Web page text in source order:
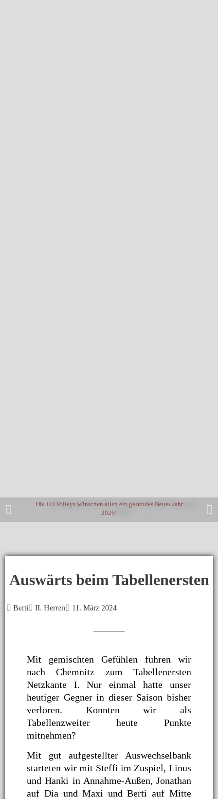
Die LO Volleys wünschen allen ein gesundes Neues Jahr
2026!
Auswärts beim Tabellenersten
Berti II. Herren 11. März 2024
Mit gemischten Gefühlen fuhren wir
nach Chemnitz zum Tabellenersten
Netzkante I. Nur einmal hatte unser
heutiger Gegner in dieser Saison bisher
verloren. Konnten wir als
Tabellenzweiter heute Punkte
mitnehmen?
Mit gut aufgestellter Auswechselbank
starteten wir mit Steffi im Zuspiel, Linus
und Hanki in Annahme-Außen, Jonathan
auf Dia und Maxi und Berti auf Mitte